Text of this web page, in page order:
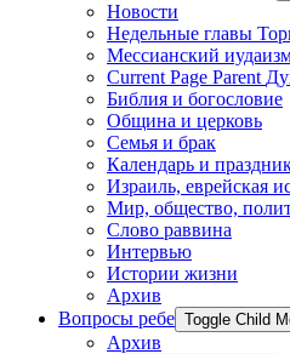
Новости
Недельные главы
Мессианский
Current Page Parent
Библия и богословие
Община и церковь
Семья и брак
Календарь и
Израиль, еврейская
Мир, общество,
Слово раввина
Интервью
Истории жизни
Архив
Вопросы ребе Toggle Child
Архив